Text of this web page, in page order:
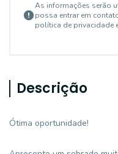
As informações serão
possa entrar em
política de privacidade
Descrição
Ótima oportunidade!